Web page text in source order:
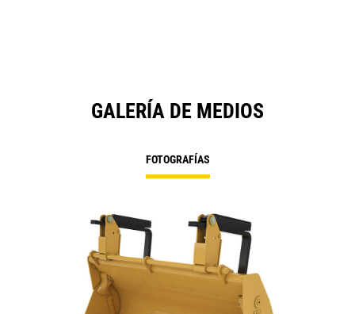
GALERÍA DE MEDIOS
FOTOGRAFÍAS